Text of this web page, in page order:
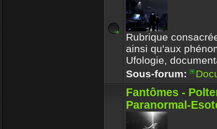
Rubrique
ainsi qu'aux
Ufologie,
Sous-forum:
Fantômes -
Paranormal-